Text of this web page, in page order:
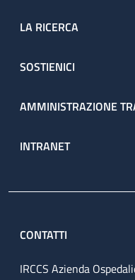
LA RICERCA
SOSTIENICI
AMMINISTRAZIONE
INTRANET
CONTATTI
IRCCS Azienda